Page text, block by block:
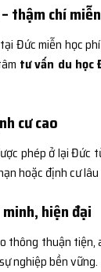
thậm chí
Đức miễn học
tư vấn du học
cư cao
phép ở lại Đức
hoặc định cư lâu
hiện đại
thông thuận
nghiệp bền vững.